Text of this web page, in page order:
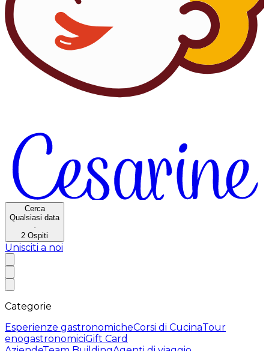
Cerca
Qualsiasi data
·
2 Ospiti
Unisciti a noi
Categorie
Esperienze gastronomicheCorsi di CucinaTour
enogastronomiciGift Card